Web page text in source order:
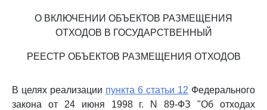
О ВКЛЮЧЕНИИ ОБЪЕКТОВ РАЗМЕЩЕНИЯ
ОТХОДОВ В ГОСУДАРСТВЕННЫЙ
РЕЕСТР ОБЪЕКТОВ РАЗМЕЩЕНИЯ ОТХОДОВ
В целях реализации пункта 6 статьи 12 Федерального
закона от 24 июня 1998 г. N 89-ФЗ "Об отходах